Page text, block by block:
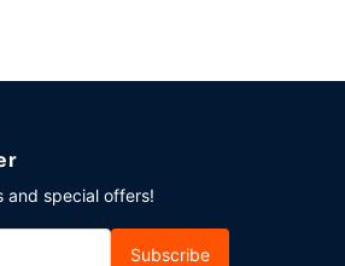
and special offers!
Subscribe